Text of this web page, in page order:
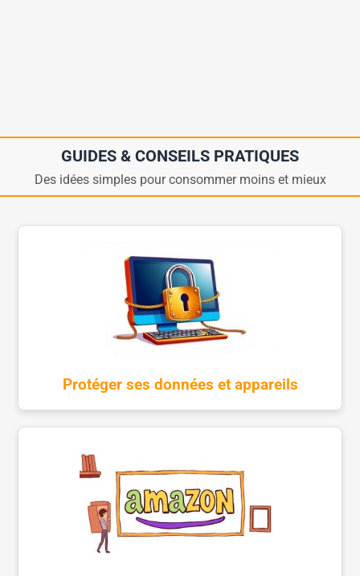
GUIDES & CONSEILS PRATIQUES
Des idées simples pour consommer moins et mieux
Protéger ses données et appareils